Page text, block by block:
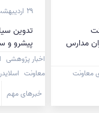
مدارس
معاونت
۲۹ اردیبهشت ۱۴۰۵
تدوین
پیشرو و
اخبار پژوهشی
معاونت اسلایدر
خبرهای مهم